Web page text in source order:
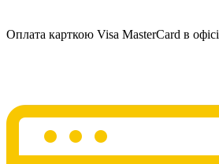
Оплата карткою Visa MasterCard в офісі